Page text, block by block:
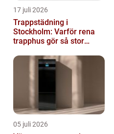
17 juli 2026
Trappstädning i
Stockholm: Varför rena
trapphus gör så stor
05 juli 2026